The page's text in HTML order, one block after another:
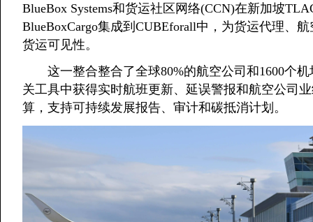
BlueBox Systems和货运社区网络(CCN)在新加坡
BlueBoxCargo集成到CUBEforall中，为货运代理、
货运可见性。
这一整合整合了全球80%的航空公司和1600个机
关工具中获得实时航班更新、延误警报和航空公司
算，支持可持续发展报告、审计和碳抵消计划。